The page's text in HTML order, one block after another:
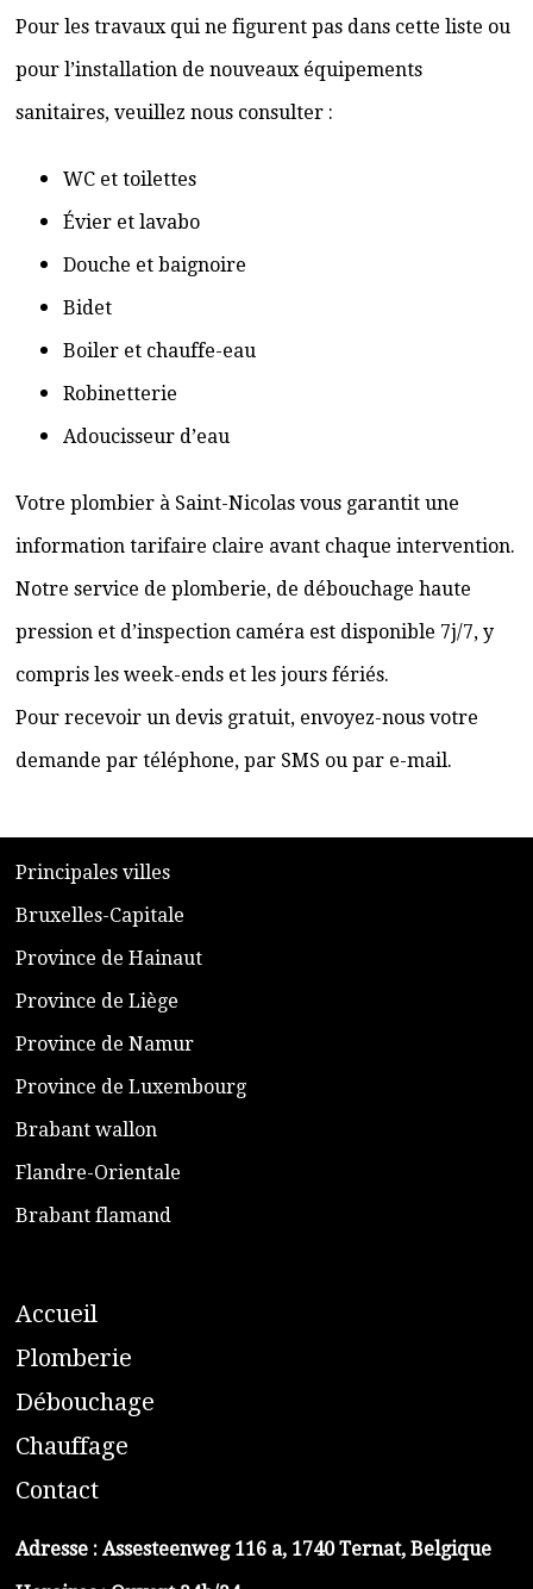
Pour les travaux qui ne figurent pas dans cette liste ou
pour l’installation de nouveaux équipements
sanitaires, veuillez nous consulter :
WC et toilettes
Évier et lavabo
Douche et baignoire
Bidet
Boiler et chauffe-eau
Robinetterie
Adoucisseur d’eau
Votre plombier à Saint-Nicolas vous garantit une
information tarifaire claire avant chaque intervention.
Notre service de plomberie, de débouchage haute
pression et d’inspection caméra est disponible 7j/7, y
compris les week-ends et les jours fériés.
Pour recevoir un devis gratuit, envoyez-nous votre
demande par téléphone, par SMS ou par e-mail.
​Principales villes
​Bruxelles-Capitale
​Province de Hainaut
Province de Liège
​Province de Namur
​Province de Luxembourg
​Brabant wallon
​Flandre-Orientale
​Brabant flamand
Accueil
​Plomberie
Débouchage
Chauffage
Contact
Adresse : Assesteenweg 116 a, 1740 Ternat, Belgique